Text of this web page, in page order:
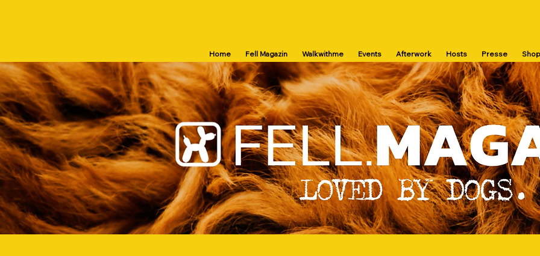
Home Fell Magazin Walkwithme Events Afterwork Hosts Presse